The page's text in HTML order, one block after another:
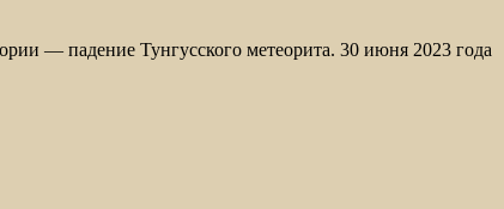
— падение Тунгусского метеорита. 30 июня 2023 года